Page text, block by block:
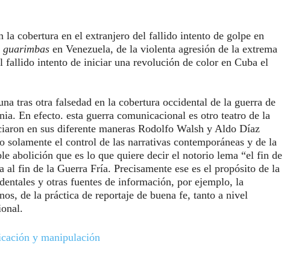
la cobertura en el extranjero del fallido intento de golpe en
guarimbas en Venezuela, de la violenta agresión de la extrema
fallido intento de iniciar una revolución de color en Cuba el
tras otra falsedad en la cobertura occidental de la guerra de
En efecto. esta guerra comunicacional es otro teatro de la
en sus diferente maneras Rodolfo Walsh y Aldo Díaz
solamente el control de las narrativas contemporáneas y de la
abolición que es lo que quiere decir el notorio lema “el fin de
al fin de la Guerra Fría. Precisamente ese es el propósito de la
y otras fuentes de información, por ejemplo, la
de la práctica de reportaje de buena fe, tanto a nivel
y manipulación